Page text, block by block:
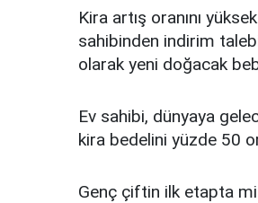
Kira artış oranını
sahibinden indirim
olarak yeni doğacak
Ev sahibi, dünyaya
kira bedelini yüzde 50
Genç çiftin ilk etapta